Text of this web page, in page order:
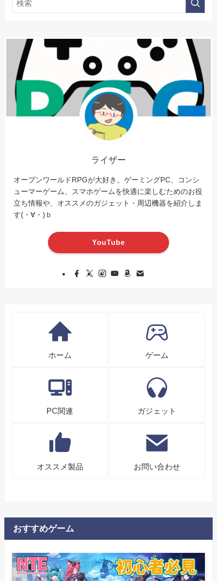
ライザー
オープンワールドRPGが大好き。ゲーミングPC、コンシ
ューマーゲーム、スマホゲームを快適に楽しむためのお役
立ち情報や、オススメのガジェット・周辺機器を紹介しま
す(・∀・)ｂ
YouTube
ホーム ゲーム
PC関連 ガジェット
オススメ製品 お問い合わせ
おすすめゲーム